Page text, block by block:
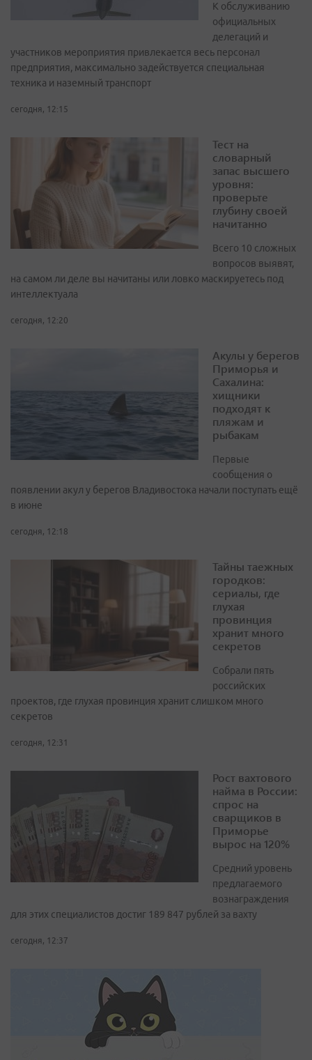
К обслуживанию
официальных
делегаций и
участников мероприятия привлекается весь персонал
предприятия, максимально задействуется специальная
техника и наземный транспорт
сегодня, 12:15
Тест на
словарный
запас высшего
уровня:
проверьте
глубину своей
начитанно
Всего 10 сложных
вопросов выявят,
на самом ли деле вы начитаны или ловко маскируетесь под
интеллектуала
сегодня, 12:20
Акулы у берегов
Приморья и
Сахалина:
хищники
подходят к
пляжам и
рыбакам
Первые
сообщения о
появлении акул у берегов Владивостока начали поступать ещё
в июне
сегодня, 12:18
Тайны таежных
городков:
сериалы, где
глухая
провинция
хранит много
секретов
Собрали пять
российских
проектов, где глухая провинция хранит слишком много
секретов
сегодня, 12:31
Рост вахтового
найма в России:
спрос на
сварщиков в
Приморье
вырос на 120%
Средний уровень
предлагаемого
вознаграждения
для этих специалистов достиг 189 847 рублей за вахту
сегодня, 12:37